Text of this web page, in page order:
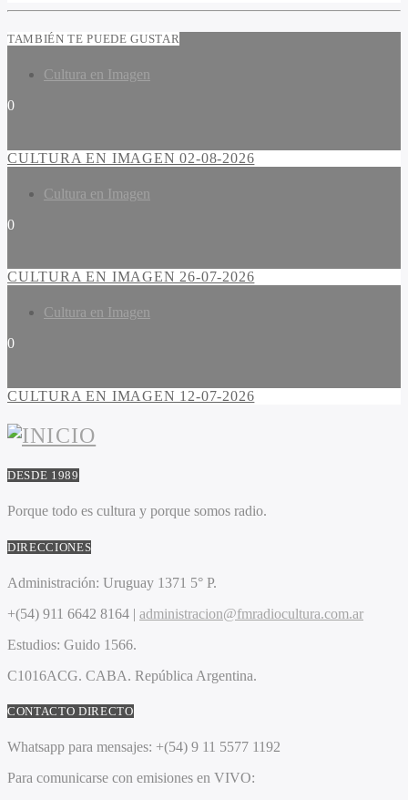
TAMBIÉN TE PUEDE GUSTAR
Cultura en Imagen
0
CULTURA EN IMAGEN 02-08-2026
Cultura en Imagen
0
CULTURA EN IMAGEN 26-07-2026
Cultura en Imagen
0
CULTURA EN IMAGEN 12-07-2026
DESDE 1989
Porque todo es cultura y porque somos radio.
DIRECCIONES
Administración: Uruguay 1371 5° P.
+(54) 911 6642 8164 | administracion@fmradiocultura.com.ar
Estudios: Guido 1566.
C1016ACG. CABA. República Argentina.
CONTACTO DIRECTO
Whatsapp para mensajes: +(54) 9 11 5577 1192
Para comunicarse con emisiones en VIVO: